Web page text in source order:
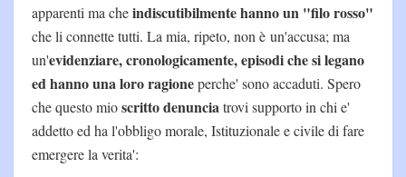
apparenti ma cheindiscutibilmente hanno un "filo rosso"
che li connette tutti. La mia, ripeto, non è un'accusa; ma
un'evidenziare, cronologicamente, episodi che si legano
ed hanno una loro ragioneperche' sono accaduti. Spero
che questo mioscritto denunciatrovi supporto in chi e'
addetto ed ha l'obbligo morale, Istituzionale e civile di fare
emergere la verita':